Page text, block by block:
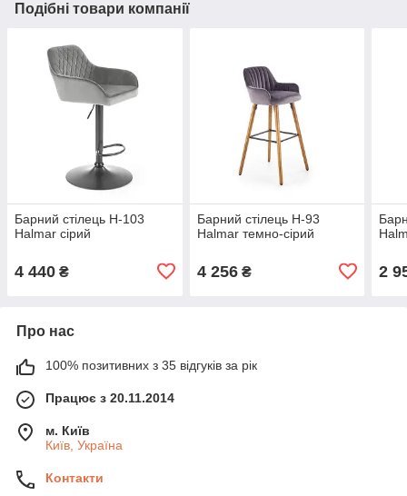
Подібні товари компанії
Барний стілець H-103
Halmar сірий
4 440 ₴
Барний стілець H-93
Halmar темно-сірий
4 256₴ 2
Про нас
100% позитивних з 35 відгуків за рік
Працює з 20.11.2014
м. Київ
Київ, Україна
Контакти